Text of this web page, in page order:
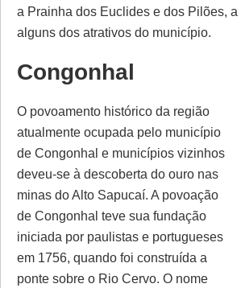
a Prainha dos Euclides e dos Pilões,
alguns dos atrativos do município.
Congonhal
O povoamento histórico da região
atualmente ocupada pelo município
de Congonhal e municípios vizinhos
deveu-se à descoberta do ouro nas
minas do Alto Sapucaí. A povoação
de Congonhal teve sua fundação
iniciada por paulistas e portugueses
em 1756, quando foi construída a
ponte sobre o Rio Cervo. O nome